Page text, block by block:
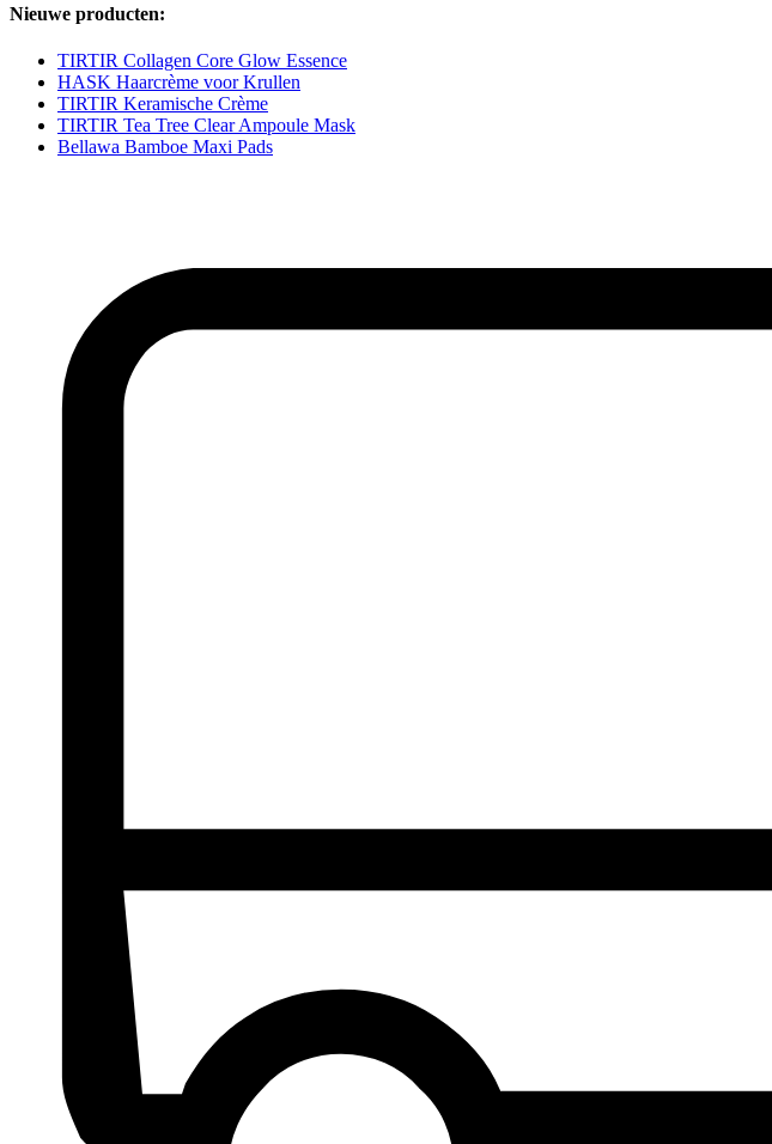
Nieuwe producten:
TIRTIR Collagen Core Glow Essence
HASK Haarcrème voor Krullen
TIRTIR Keramische Crème
TIRTIR Tea Tree Clear Ampoule Mask
Bellawa Bamboe Maxi Pads